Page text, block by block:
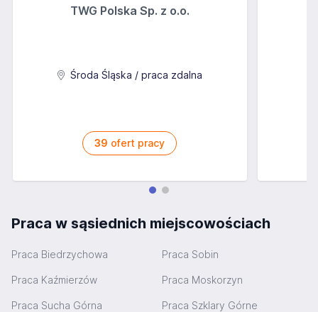
TWG Polska Sp. z o.o.
Środa Śląska / praca zdalna
39 ofert pracy
Praca w sąsiednich miejscowościach
Praca Biedrzychowa Praca Sobin
Praca Kaźmierzów Praca Moskorzyn
Praca Sucha Górna Praca Szklary Górne